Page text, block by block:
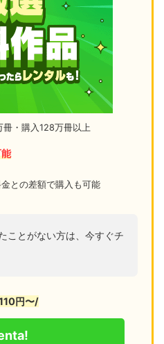
・購入128万冊以上
との差額で購入も可能
ことがない方は、今すぐチ
円〜/